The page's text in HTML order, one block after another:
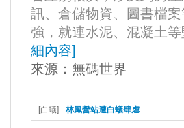
訊、倉儲物資、圖書檔
強，就連水泥、混凝土
細內容]
來源： 無碼世界
[白蟻] 林鳳營站遭白蟻肆虐